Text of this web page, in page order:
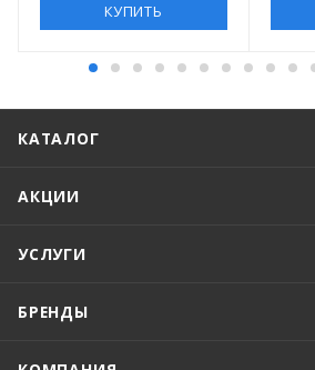
КУПИТЬ
КАТАЛОГ
АКЦИИ
УСЛУГИ
БРЕНДЫ